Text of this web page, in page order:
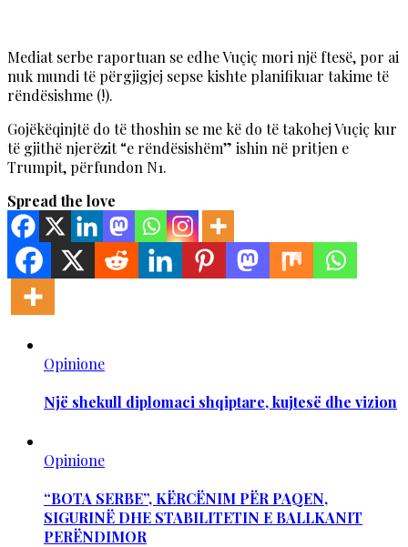
Mediat serbe raportuan se edhe Vuçiç mori një ftesë, por ai
nuk mundi të përgjigjej sepse kishte planifikuar takime të
rëndësishme (!).
Gojëkëqinjtë do të thoshin se me kë do të takohej Vuçiç kur
të gjithë njerëzit “e rëndësishëm” ishin në pritjen e
Trumpit, përfundon N1.
Spread the love
Opinione
Një shekull diplomaci shqiptare, kujtesë dhe vizion
Opinione
“BOTA SERBE”, KËRCËNIM PËR PAQEN,
SIGURINË DHE STABILITETIN E BALLKANIT
PERËNDIMOR